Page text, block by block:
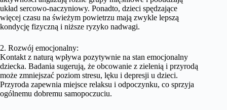
układ sercowo-naczyniowy. Ponadto, dzieci spędzające
więcej czasu na świeżym powietrzu mają zwykle lepszą
kondycję fizyczną i niższe ryzyko nadwagi.
2. Rozwój emocjonalny:
Kontakt z naturą wpływa pozytywnie na stan emocjonalny
dziecka. Badania sugerują, że obcowanie z zielenią i przyrodą
może zmniejszać poziom stresu, lęku i depresji u dzieci.
Przyroda zapewnia miejsce relaksu i odpoczynku, co sprzyja
ogólnemu dobremu samopoczuciu.